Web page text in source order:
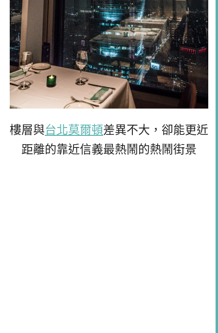
樓層與台北莫爾頓差異不大，卻能更近
距離的靠近信義最熱鬧的熱鬧街景